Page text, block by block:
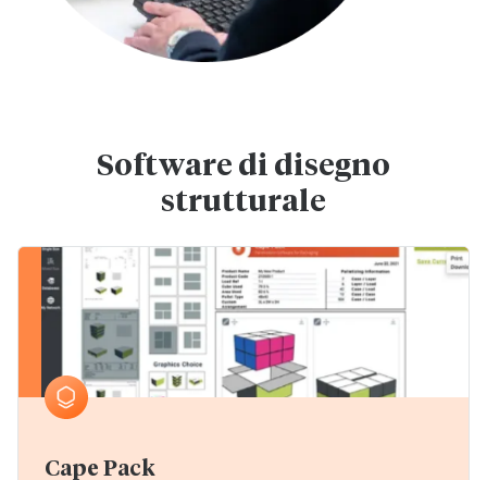
Software di disegno
strutturale
Cape Pack